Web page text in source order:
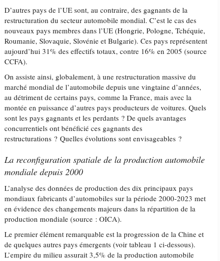
D’autres pays de l’UE sont, au contraire, des gagnants de la
restructuration du secteur automobile mondial. C’est le cas des
nouveaux pays membres dans l’UE (Hongrie, Pologne, Tchéquie,
Roumanie, Slovaquie, Slovénie et Bulgarie). Ces pays représentent
aujourd’hui 31% des effectifs totaux, contre 16% en 2005 (source
CCFA).
On assiste ainsi, globalement, à une restructuration massive du
marché mondial de l’automobile depuis une vingtaine d’années,
au détriment de certains pays, comme la France, mais avec la
montée en puissance d’autres pays producteurs de voitures. Quels
sont les pays gagnants et les perdants ? De quels avantages
concurrentiels ont bénéficié ces gagnants des
restructurations ? Quelles évolutions sont envisageables ?
La reconfiguration spatiale de la production automobile
mondiale depuis 2000
L’analyse des données de production des dix principaux pays
mondiaux fabricants d’automobiles sur la période 2000-2023 met
en évidence des changements majeurs dans la répartition de la
production mondiale (source : OICA).
Le premier élément remarquable est la progression de la Chine et
de quelques autres pays émergents (voir tableau 1 ci-dessous).
L’empire du milieu assurait 3,5% de la production automobile